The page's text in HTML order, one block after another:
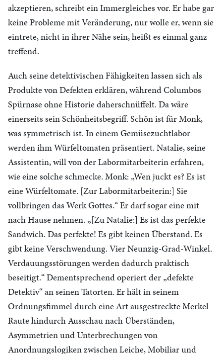
akzeptieren, schreibt ein Immergleiches vor. Er habe gar
keine Probleme mit Veränderung, nur wolle er, wenn sie
eintrete, nicht in ihrer Nähe sein, heißt es einmal ganz
treffend.
Auch seine detektivischen Fähigkeiten lassen sich als
Produkte von Defekten erklären, während Columbos
Spürnase ohne Historie daherschnüffelt. Da wäre
einerseits sein Schönheitsbegriff. Schön ist für Monk,
was symmetrisch ist. In einem Gemüsezuchtlabor
werden ihm Würfeltomaten präsentiert. Natalie, seine
Assistentin, will von der Labormitarbeiterin erfahren,
wie eine solche schmecke. Monk: „Wen juckt es? Es ist
eine Würfeltomate. [Zur Labormitarbeiterin:] Sie
vollbringen das Werk Gottes.“ Er darf sogar eine mit
nach Hause nehmen. „[Zu Natalie:] Es ist das perfekte
Sandwich. Das perfekte! Es gibt keinen Überstand. Es
gibt keine Verschwendung. Vier Neunzig-Grad-Winkel.
Verdauungsstörungen werden dadurch praktisch
beseitigt.“ Dementsprechend operiert der „defekte
Detektiv“ an seinen Tatorten. Er hält in seinem
Ordnungsfimmel durch eine Art ausgestreckte Merkel-
Raute hindurch Ausschau nach Überständen,
Asymmetrien und Unterbrechungen von
Anordnungslogiken zwischen Leiche, Mobiliar und